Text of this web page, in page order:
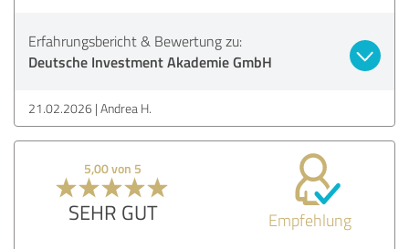
Erfahrungsbericht & Bewertung zu:
Deutsche Investment Akademie GmbH
21.02.2026 Andrea H.
5,00 von 5
SEHR GUT Empfehlung